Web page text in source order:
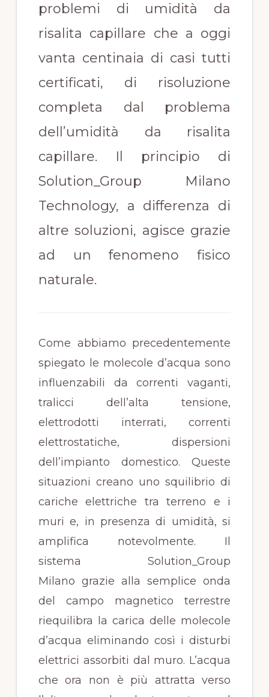
problemi di umidità da
risalita capillare che a oggi
vanta centinaia di casi tutti
certificati, di risoluzione
completa dal problema
dell’umidità da risalita
capillare. Il principio di
Solution_Group Milano
Technology, a differenza di
altre soluzioni, agisce grazie
ad un fenomeno fisico
naturale.
Come abbiamo precedentemente
spiegato le molecole d’acqua sono
influenzabili da correnti vaganti,
tralicci dell’alta tensione,
elettrodotti interrati, correnti
elettrostatiche, dispersioni
dell’impianto domestico. Queste
situazioni creano uno squilibrio di
cariche elettriche tra terreno e i
muri e, in presenza di umidità, si
amplifica notevolmente. Il
sistema Solution_Group
Milano grazie alla semplice onda
del campo magnetico terrestre
riequilibra la carica delle molecole
d’acqua eliminando così i disturbi
elettrici assorbiti dal muro. L’acqua
che ora non è più attratta verso